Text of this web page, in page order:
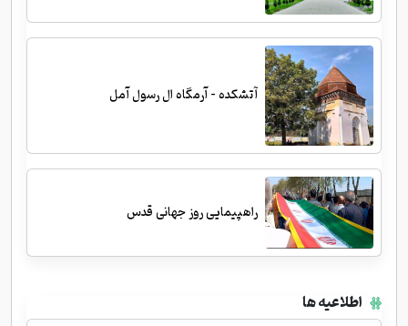
آتشکده - آرمگاه ال رسول آمل
راهپیمایی روز جهانی قدس
اطلاعیه ها